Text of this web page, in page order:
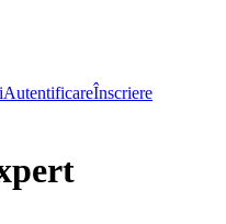
AutentificareÎnscriere